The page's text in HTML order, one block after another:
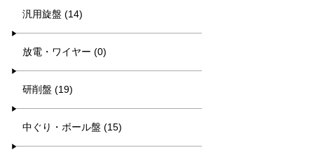
汎用旋盤 (14)
放電・ワイヤー (0)
研削盤 (19)
中ぐり・ボール盤 (15)